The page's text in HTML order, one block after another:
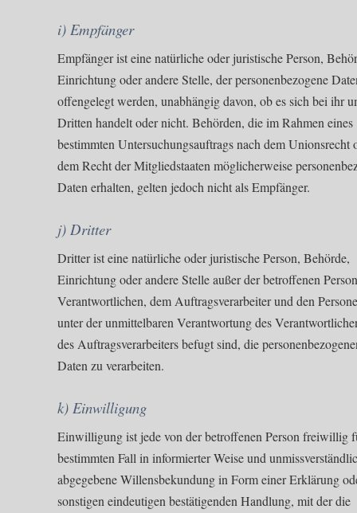
i) Empfänger
Empfänger ist eine natürliche oder juristische Person,
Einrichtung oder andere Stelle, der personenbezogene
offengelegt werden, unabhängig davon, ob es sich bei ihr
Dritten handelt oder nicht. Behörden, die im Rahmen eines
bestimmten Untersuchungsauftrags nach dem Unionsrecht
dem Recht der Mitgliedstaaten möglicherweise
Daten erhalten, gelten jedoch nicht als Empfänger.
j) Dritter
Dritter ist eine natürliche oder juristische Person, Behörde,
Einrichtung oder andere Stelle außer der betroffenen
Verantwortlichen, dem Auftragsverarbeiter und den
unter der unmittelbaren Verantwortung des
des Auftragsverarbeiters befugt sind, die
Daten zu verarbeiten.
k) Einwilligung
Einwilligung ist jede von der betroffenen Person freiwillig
bestimmten Fall in informierter Weise und
abgegebene Willensbekundung in Form einer Erklärung
sonstigen eindeutigen bestätigenden Handlung, mit der die